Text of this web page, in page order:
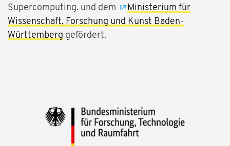
Supercomputing. und dem
Ministerium für
Wissenschaft, Forschung und Kunst Baden-
Württemberg gefördert.